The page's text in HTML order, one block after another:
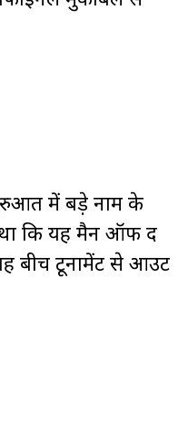
में बड़े नाम के
था कि यह मैन ऑफ द
बीच टूर्नामेंट से आउट